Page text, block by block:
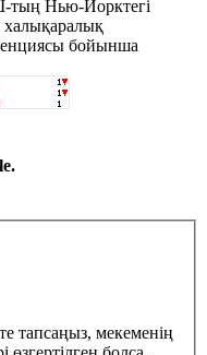
Нью-Йорктегі
халықаралық
бойынша
тапсаңыз, мекеменің